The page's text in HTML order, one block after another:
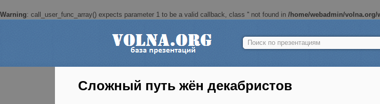
Warning: call_user_func_array() expects parameter 1 to be a valid callback, class '' not found in /home/webadmin/
Найти:
Сложный путь жён декабристов